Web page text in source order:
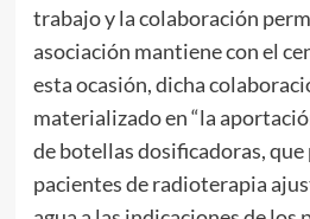
trabajo y la colaboración
asociación mantiene con el
esta ocasión, dicha
materializado en “la
de botellas dosificadoras,
pacientes de radioterapia